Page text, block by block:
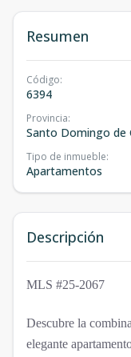
Resumen
Código:
6394
Provincia:
Santo Domingo de
Tipo de inmueble:
Apartamentos
Descripción
MLS #25-2067
Descubre la
elegante